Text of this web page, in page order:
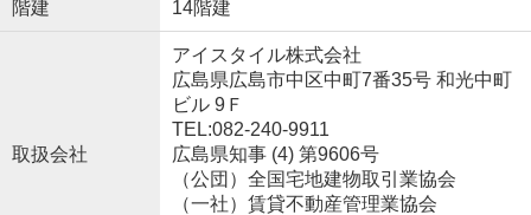
階建 14階建
取扱会社
アイスタイル株式会社
広島県広島市中区中町7番35号 和光中町
ビル 9Ｆ
TEL:082-240-9911
広島県知事 (4) 第9606号
（公団）全国宅地建物取引業協会
（一社）賃貸不動産管理業協会